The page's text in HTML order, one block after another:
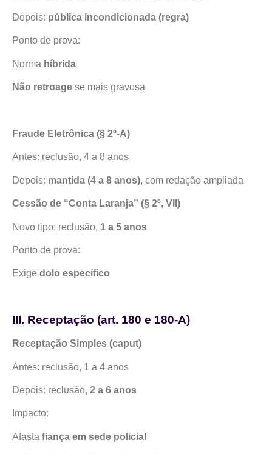
Depois: pública incondicionada (regra)
Ponto de prova:
Norma híbrida
Não retroage se mais gravosa
Fraude Eletrônica (§ 2º-A)
Antes: reclusão, 4 a 8 anos
Depois: mantida (4 a 8 anos), com redação ampliada
Cessão de “Conta Laranja” (§ 2º, VII)
Novo tipo: reclusão, 1 a 5 anos
Ponto de prova:
Exige dolo específico
III. Receptação (art. 180 e 180-A)
Receptação Simples (caput)
Antes: reclusão, 1 a 4 anos
Depois: reclusão, 2 a 6 anos
Impacto:
Afasta fiança em sede policial